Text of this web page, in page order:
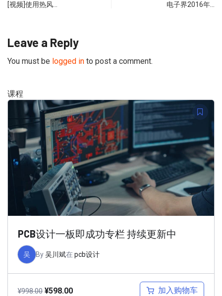
[视频]使用热风… 电子界2016年…
Leave a Reply
You must be logged in to post a comment.
课程
PCB设计一板即成功专栏 持续更新中
吴 By吴川斌在 pcb设计
¥998.00 ¥598.00 加入购物车